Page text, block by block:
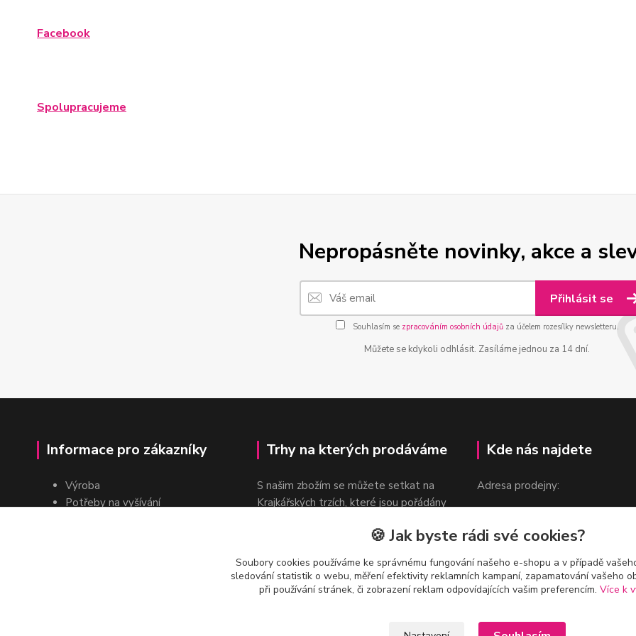
Facebook
Spolupracujeme
Nepropásněte novinky, akce a
Přihlásit se
Souhlasím se zpracováním osobních údajůza účelem rozesílky newsletteru.
Můžete se kdykoli odhlásit. Zasíláme jednou za 14 dní.
Informace pro zákazníky
Výroba
Potřeby na vyšívání
Trhy na kterých prodáváme
S našim zbožím se můžete setkat na
Krajkářských trzích, které jsou pořádány
Kde nás najdete
Adresa prodejny:
v blízkosti stanice Metra B -
Českomoravská
🍪 Jak byste rádi své cookies?
Soubory cookies používáme ke správnému fungování našeho e-shopu a v případě
sledování statistik o webu, měření efektivity reklamních kampaní, zapamatování vašeho
při používání stránek, či zobrazení reklam odpovídajících vašim preferencím. Více k